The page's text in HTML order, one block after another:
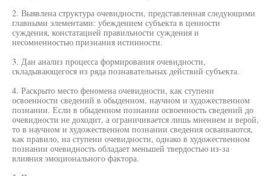
2. Выявлена структура очевидности, представленная следующими
главными элементами: убеждением субъекта в ценности
суждения, констатацией правильности суждения и
несомненностью признания истинности.
3. Дан анализ процесса формирования очевидности,
складывающегося из ряда познавательных действий субъекта.
4. Раскрыто место феномена очевидности, как ступени
освоенности сведений в обыденном, научном и художественном
познании. Если в обыденном познании освоенность сведений до
очевидности не доходит, а ограничивается лишь мнением и верой,
то в научном и художественном познании сведения осваиваются,
как правило, на ступени очевидности, однако в художественном
познании очевидность обладает меньшей твердостью из-за
влияния эмоционального фактора.